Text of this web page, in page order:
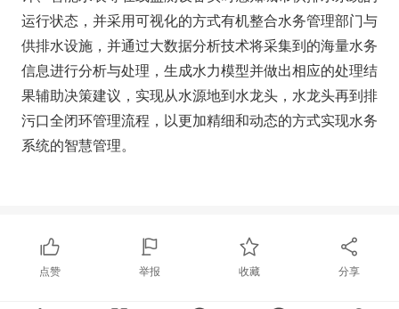
运行状态，并采用可视化的方式有机整合水务管理部门与
供排水设施，并通过大数据分析技术将采集到的海量水务
信息进行分析与处理，生成水力模型并做出相应的处理结
果辅助决策建议，实现从水源地到水龙头，水龙头再到排
污口全闭环管理流程，以更加精细和动态的方式实现水务
系统的智慧管理。
点赞 举报 收藏 分享